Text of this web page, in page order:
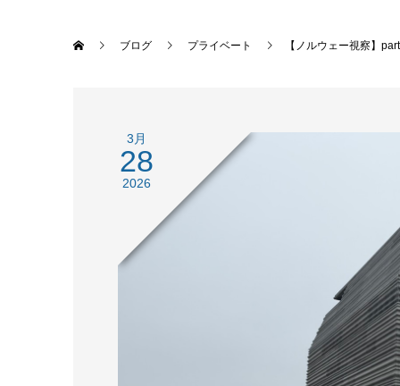
ブログ プライベート 【ノルウェー視察】
3月
28
2026